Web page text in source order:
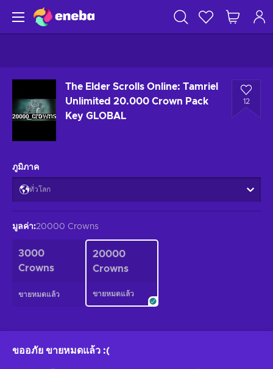
The Elder Scrolls Online: Tamriel
Unlimited 20.000 Crown Pack
Key GLOBAL
12
ขออภัย ขายหมดแล้ว :(
ภูมิภาค
ทั่วโลก
มูลค่า:20000 Crowns
3000
Crowns
ขายหมดแล้ว
20000
Crowns
ขายหมดแล้ว